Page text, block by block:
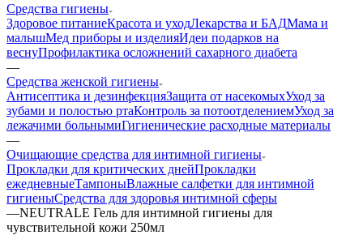
Средства гигиены
Здоровое питаниеКрасота и уходЛекарства и БАДМама и
малышМед приборы и изделияИдеи подарков на
веснуПрофилактика осложнений сахарного диабета
—
Средства женской гигиены
Антисептика и дезинфекцияЗащита от насекомыхУход за
зубами и полостью ртаКонтроль за потоотделениемУход за
лежачими больнымиГигиенические расходные материалы
—
Очищающие средства для интимной гигиены
Прокладки для критических днейПрокладки
ежедневныеТампоныВлажные салфетки для интимной
гигиеныСредства для здоровья интимной сферы
—NEUTRALE Гель для интимной гигиены для
чувствительной кожи 250мл